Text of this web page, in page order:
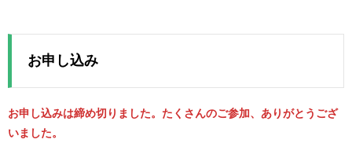
お申し込み
お申し込みは締め切りました。たくさんのご参加、ありがとうござ
いました。